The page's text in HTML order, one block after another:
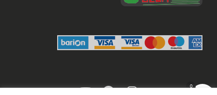
youtubefacebookinstagram 0